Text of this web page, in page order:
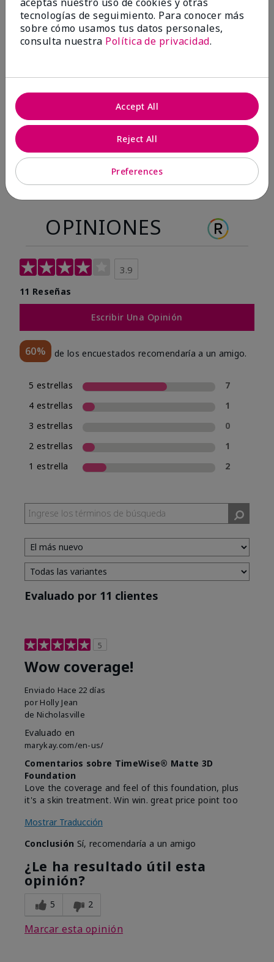
Antes & después
Antes
Después
Antes
Después
OPINIONES
3.9
11 Reseñas
Escribir Una Opinión
60% de los encuestados recomendaría a un amigo.
5 estrellas
7
4 estrellas
1
3 estrellas
0
2 estrellas
1
1 estrella
2
Evaluado por 11 clientes
5
Wow coverage!
Enviado Hace 22 días
por Holly Jean
de Nicholasville
Evaluado en
marykay.com/en-us/
Comentarios sobre TimeWise® Matte 3D
Foundation
Love the coverage and feel of this foundation, plus
it's a skin treatment. Win win. great price point too
Mostrar Traducción
Conclusión Sí, recomendaría a un amigo
¿Le ha resultado útil esta
opinión?
5 2
Marcar esta opinión
tecnologías de seguimiento. Para conocer más
sobre cómo usamos tus datos personales,
consulta nuestra Política de privacidad.
Preferences
Reject All
Accept All